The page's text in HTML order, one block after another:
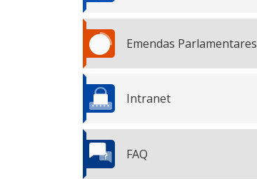
Emendas Parlamentares
Intranet
FAQ